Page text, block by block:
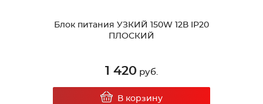
Блок питания УЗКИЙ 150W 12В IP20
ПЛОСКИЙ
1 420 руб.
В корзину